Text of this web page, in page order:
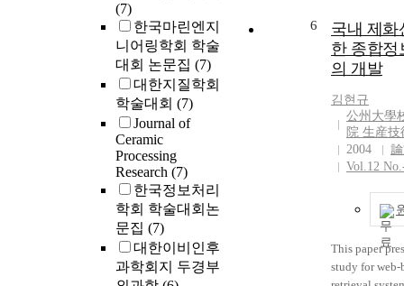
(7)
한국마린엔지
니어링학회 학술
대회 논문집 (7)
대한지질학회
학술대회 (7)
Journal of
Ceramic
Processing
Research (7)
한국정보처리
학회 학술대회논
문집 (7)
대한이비인후
과학회지 두경부
should be
combinations
individual
right. In short,
the social
originated
right such as
old children
the vertical
axial change. The
following
obtained: 1.
axial
maxillary first
molar to the
increased
in both sexes.
slight
motion at age
distance from
the maxillary
6
국내 제화
한 종합정
의 개발
김현규
公州大學
院 生産
2004
Vol.12
This paper
study for web-